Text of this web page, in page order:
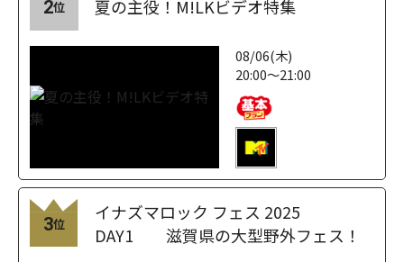
2位 夏の主役！M!LKビデオ特集
08/06(木)
20:00～21:00
3位
イナズマロック フェス 2025
DAY1 滋賀県の大型野外フェス！